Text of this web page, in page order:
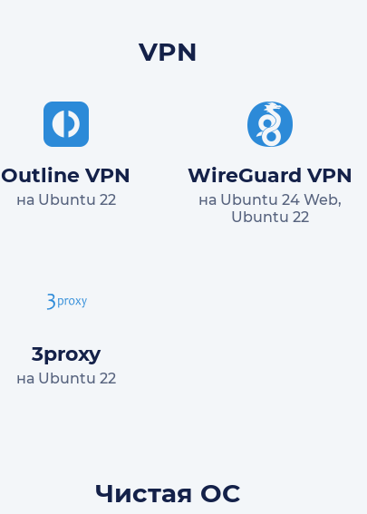
VPN
Outline VPN
на Ubuntu 22
WireGuard VPN
на Ubuntu 24 Web,
Ubuntu 22
3proxy
на Ubuntu 22
Чистая ОС